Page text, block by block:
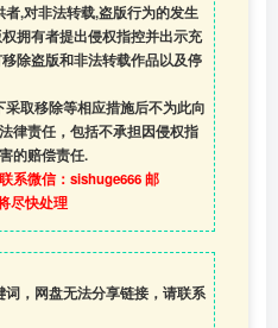
者,对非法转载,盗版行为的发生
拥有者提出侵权指控并出示充
除盗版和非法转载作品以及停
采取移除等相应措施后不为此向
律责任，包括不承担因侵权指
的赔偿责任.
系微信：sishuge666 邮
尽快处理
词，网盘无法分享链接，请联系